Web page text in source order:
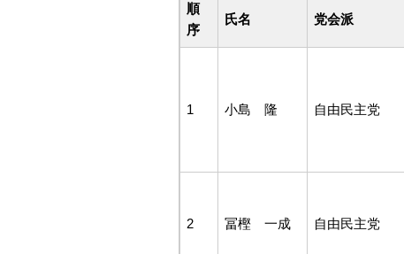
順
序
氏名 党会派
1 小島 隆 自由民主党
2 冨樫 一成 自由民主党